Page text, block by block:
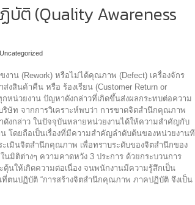
ติ (Quality Awareness
Uncategorized
าน (Rework) หรือไม่ได้คุณภาพ (Defect) เครื่องจักร
ส่งสินค้าคืน หรือ ร้องเรียน (Customer Return or
กหน่วยงาน ปัญหาดังกล่าวที่เกิดขึ้นส่งผลกระทบต่อความ
ษัท จากการวิเคราะห์พบว่า การขาดจิตสำนึกคุณภาพ
ดังกล่าว ในปัจจุบันหลายหน่วยงานได้ให้ความสำคัญกับ
โดยถือเป็นเรื่องที่มีความสำคัญลำดับต้นของหน่วยงานที
เมินจิตสำนึกคุณภาพ เพื่อทราบระดับของจิตสำนึกของ
มิติต่างๆ ความคาดหวัง 3 ประการ ด้วยกระบวนการ
นให้เกิดความต่อเนื่อง จนพนักงานมีความรู้สึกเป็น
ตนปฏิบัติ “การสร้างจิตสำนึกคุณภาพ ภาคปฏิบัติ จึงเป็น